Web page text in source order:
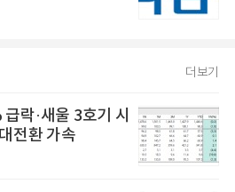
더보기
락·새울 3호기 시
전환 가속